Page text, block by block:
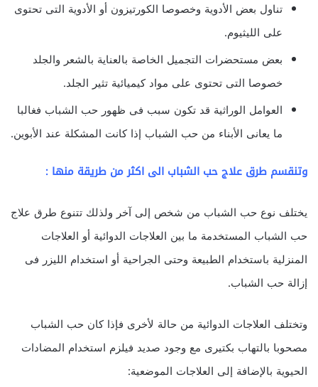
تناول بعض الأدوية وخصوصا الكورتيزون أو الأدوية التى تحتوى
على الليثيوم.
بعض مستحضرات التجميل الخاصة بالعناية بالشعر والجلد
خصوصا التى تحتوى على مواد كيميائية تثير الجلد.
العوامل الوراثية قد تكون سبب فى ظهور حب الشباب فغالبا
ما يعانى الأبناء من حب الشباب إذا كانت المشكلة عند الأبوين.
وتنقسم طرق علاج حب الشباب الى اكثر من طريقة منها :
يختلف نوع حب الشباب من شخص إلى آخر ولذلك تتنوع طرق علاج
حب الشباب المستخدمة ما بين العلاجات الدوائية أو العلاجات
المنزلية باستخدام الطبيعة وحتى الجراحية أو استخدام الليزر فى
إزالة حب الشباب.
وتختلف العلاجات الدوائية من حالة لأخرى فإذا كان حب الشباب
مصحوبا بالتهاب بكتيرى مع وجود صديد فيلزم استخدام المضادات
الحيوية بالإضافة إلى العلاجات الموضعية: